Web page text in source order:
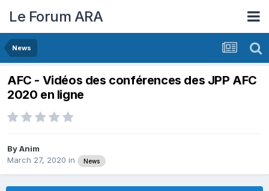
Le Forum ARA
News
AFC - Vidéos des conférences des JPP AFC
2020 en ligne
ByAnim
March 27, 2020 in News